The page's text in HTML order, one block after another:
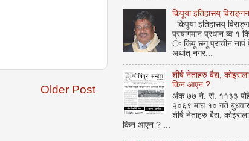
Older Post
किपूया इतिहासय्
किपूया इतिहासय्
प्रयागमान प्रधान ब्व १
ः किपू छगू प्राचीन नापं
अर्थात् नगर...
शीर्ष नेताहरु बैद्य,
किन आएन ?
अंक ७७ ने. सं. ११३३
२०६९ माघ १० गते
शीर्ष नेताहरु बैद्य,
किन आएन ? ...